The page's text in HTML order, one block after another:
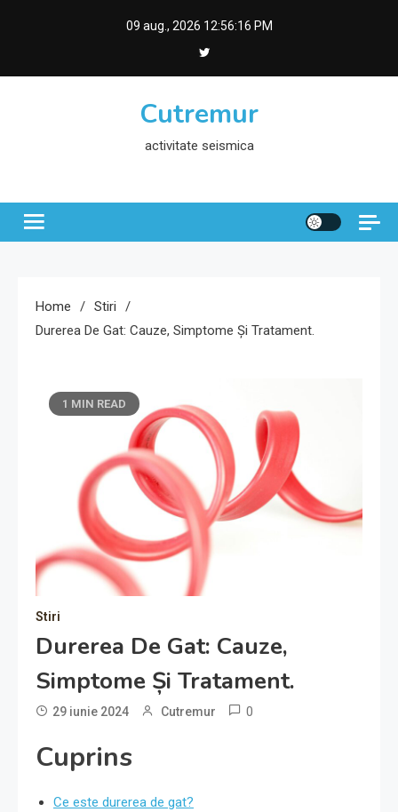
09 aug., 2026 12:56:17 PM
Cutremur
activitate seismica
Home
Stiri
Durerea De Gat: Cauze, Simptome Și Tratament.
1 MIN READ
Stiri
Durerea De Gat: Cauze,
Simptome Și Tratament.
29 iunie 2024 Cutremur 0
Cuprins
Ce este durerea de gat?